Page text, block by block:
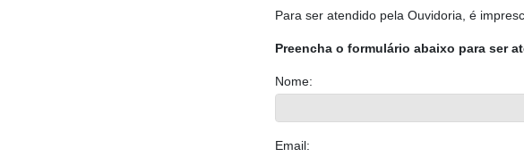
Para ser atendido pela Ouvidoria, é
Preencha o formulário abaixo para ser
Nome:
Email: